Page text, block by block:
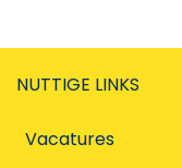
NUTTIGE LINKS
Vacatures